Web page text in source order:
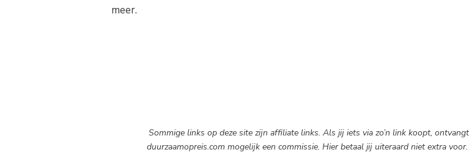
meer.
Sommige links op deze site zijn affiliate links. Als jij iets via zo’n link koopt, ontvangt
duurzaamopreis.com mogelijk een commissie. Hier betaal jij uiteraard niet extra voor.